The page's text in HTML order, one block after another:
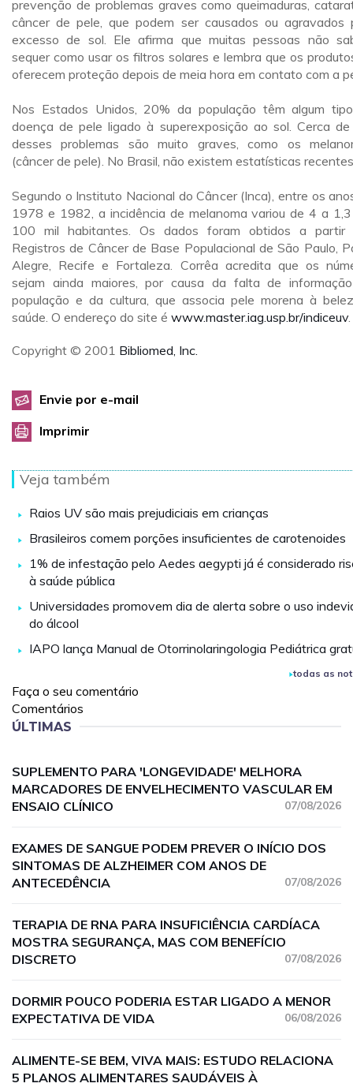
prevenção de problemas graves como queimaduras,
câncer de pele, que podem ser causados ou agravados
excesso de sol. Ele afirma que muitas pessoas não
sequer como usar os filtros solares e lembra que os
oferecem proteção depois de meia hora em contato com a
Nos Estados Unidos, 20% da população têm algum
doença de pele ligado à superexposição ao sol. Cerca
desses problemas são muito graves, como os
(câncer de pele). No Brasil, não existem estatísticas
Segundo o Instituto Nacional do Câncer (Inca), entre os
1978 e 1982, a incidência de melanoma variou de 4 a
100 mil habitantes. Os dados foram obtidos a partir
Registros de Câncer de Base Populacional de São Paulo,
Alegre, Recife e Fortaleza. Corrêa acredita que os
sejam ainda maiores, por causa da falta de
população e da cultura, que associa pele morena à
saúde. O endereço do site é www.master.iag.usp.br/indiceuv.
Copyright © 2001 Bibliomed, Inc.
Envie por e-mail
Imprimir
Veja também
Raios UV são mais prejudiciais em crianças
Brasileiros comem porções insuficientes de carotenoides
1% de infestação pelo Aedes aegypti já é considerado
à saúde pública
Universidades promovem dia de alerta sobre o uso
do álcool
IAPO lança Manual de Otorrinolaringologia Pediátrica
todas as
Faça o seu comentário
Comentários
ÚLTIMAS
SUPLEMENTO PARA 'LONGEVIDADE' MELHORA
MARCADORES DE ENVELHECIMENTO VASCULAR EM
ENSAIO CLÍNICO
07/08/2026
EXAMES DE SANGUE PODEM PREVER O INÍCIO DOS
SINTOMAS DE ALZHEIMER COM ANOS DE
ANTECEDÊNCIA
07/08/2026
TERAPIA DE RNA PARA INSUFICIÊNCIA CARDÍACA
MOSTRA SEGURANÇA, MAS COM BENEFÍCIO
DISCRETO
07/08/2026
DORMIR POUCO PODERIA ESTAR LIGADO A MENOR
EXPECTATIVA DE VIDA
06/08/2026
ALIMENTE-SE BEM, VIVA MAIS: ESTUDO RELACIONA
5 PLANOS ALIMENTARES SAUDÁVEIS À